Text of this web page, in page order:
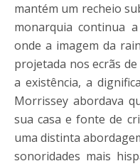
mantém um recheio
monarquia continua
onde a imagem da
projetada nos ecrãs
a existência, a
Morrissey abordava
sua casa e fonte de
uma distinta
sonoridades mais